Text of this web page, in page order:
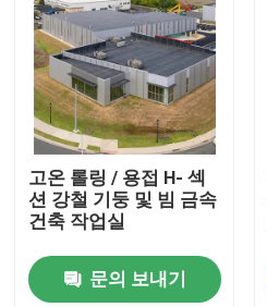
집
제품
동영상
우리에 대하여
고온 롤링 / 용접 H- 섹
션 강철 기둥 및 빔 금속
건축 작업실
문의 보내기